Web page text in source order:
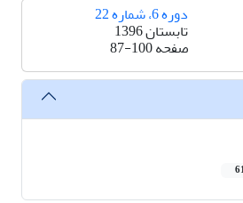
دوره 6، شماره 22
تابستان 1396
صفحه87-100